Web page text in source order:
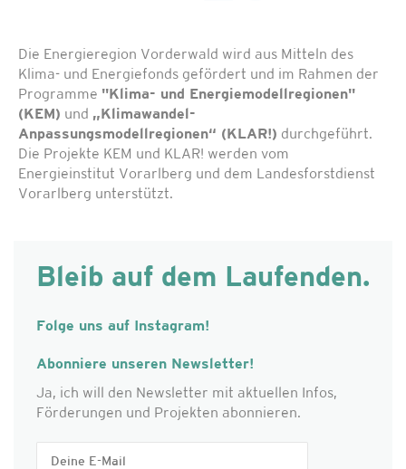
Die Energieregion Vorderwald wird aus Mitteln des
Klima- und Energiefonds gefördert und im Rahmen der
Programme "Klima- und Energiemodellregionen"
(KEM) und „Klimawandel-
Anpassungsmodellregionen“ (KLAR!) durchgeführt.
Die Projekte KEM und KLAR! werden vom
Energieinstitut Vorarlberg und dem Landesforstdienst
Vorarlberg unterstützt.
Bleib auf dem Laufenden.
Folge uns auf Instagram!
Abonniere unseren Newsletter!
Ja, ich will den Newsletter mit aktuellen Infos,
Förderungen und Projekten abonnieren.